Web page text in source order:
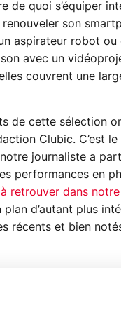
de quoi s’équiper
renouveler son
aspirateur robot ou
avec un
couvrent une
de cette sélection
Clubic. C’est
journaliste a
performances en
à retrouver dans
plan d’autant plus
récents et bien